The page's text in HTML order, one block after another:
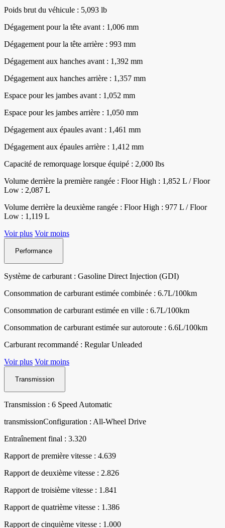
Poids brut du véhicule : 5,093 lb
Dégagement pour la tête avant : 1,006 mm
Dégagement pour la tête arrière : 993 mm
Dégagement aux hanches avant : 1,392 mm
Dégagement aux hanches arrière : 1,357 mm
Espace pour les jambes avant : 1,052 mm
Espace pour les jambes arrière : 1,050 mm
Dégagement aux épaules avant : 1,461 mm
Dégagement aux épaules arrière : 1,412 mm
Capacité de remorquage lorsque équipé : 2,000 lbs
Volume derrière la première rangée : Floor High : 1,852 L / Floor
Low : 2,087 L
Volume derrière la deuxième rangée : Floor High : 977 L / Floor
Low : 1,119 L
Voir plus Voir moins
Performance
Système de carburant : Gasoline Direct Injection (GDI)
Consommation de carburant estimée combinée : 6.7L/100km
Consommation de carburant estimée en ville : 6.7L/100km
Consommation de carburant estimée sur autoroute : 6.6L/100km
Carburant recommandé : Regular Unleaded
Voir plus Voir moins
Transmission
Transmission : 6 Speed Automatic
transmissionConfiguration : All-Wheel Drive
Entraînement final : 3.320
Rapport de première vitesse : 4.639
Rapport de deuxième vitesse : 2.826
Rapport de troisième vitesse : 1.841
Rapport de quatrième vitesse : 1.386
Rapport de cinquième vitesse : 1.000